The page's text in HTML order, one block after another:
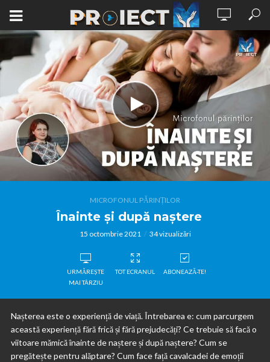
MICROFONUL PĂRINȚILOR
Înainte și după naștere
15 octombrie 2021 34 vizualizări
URMĂREȘTE
MAI TÂRZIU
TOT ECRANUL ABONEAZĂ-TE!
Nașterea este o experiență de viață. Întrebarea e: cum parcurgem
această experiență fără frică și fără prejudecăți? Ce trebuie să facă o
viitoare mămică înainte de naștere și după naștere? Cum se
pregătește pentru alăptare? Cum face față cavalcadei de emoții